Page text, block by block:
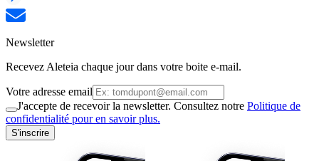
Newsletter
Recevez Aleteia chaque jour dans votre boite e-mail.
Votre adresse email
J'accepte de recevoir la newsletter. Consultez notre Politique de
confidentialité pour en savoir plus.
S'inscrire